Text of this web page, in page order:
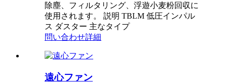
除塵、フィルタリング、浮遊小麦粉回収に
使用されます。 説明 TBLM 低圧インパル
ス ダスター 主なタイプ
問い合わせ詳細
遠心ファン